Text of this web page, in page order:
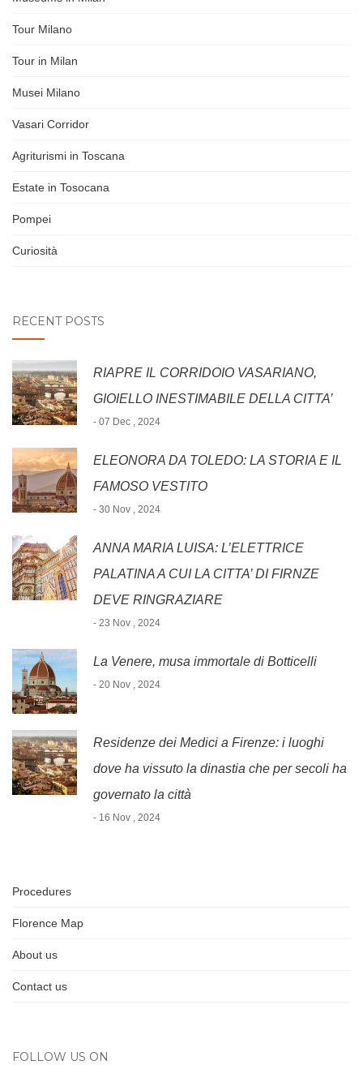
Tour Milano
Tour in Milan
Musei Milano
Vasari Corridor
Agriturismi in Toscana
Estate in Tosocana
Pompei
Curiosità
RECENT POSTS
RIAPRE IL CORRIDOIO VASARIANO,
GIOIELLO INESTIMABILE DELLA CITTA’
- 07 Dec , 2024
ELEONORA DA TOLEDO: LA STORIA E IL
FAMOSO VESTITO
- 30 Nov , 2024
ANNA MARIA LUISA: L’ELETTRICE
PALATINA A CUI LA CITTA’ DI FIRNZE
DEVE RINGRAZIARE
- 23 Nov , 2024
La Venere, musa immortale di Botticelli
- 20 Nov , 2024
Residenze dei Medici a Firenze: i luoghi
dove ha vissuto la dinastia che per secoli ha
governato la città
- 16 Nov , 2024
Procedures
Florence Map
About us
Contact us
FOLLOW US ON